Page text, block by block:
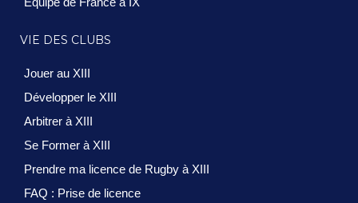
VIE DES CLUBS
Jouer au XIII
Développer le XIII
Arbitrer à XIII
Se Former à XIII
Prendre ma licence de Rugby à XIII
FAQ : Prise de licence